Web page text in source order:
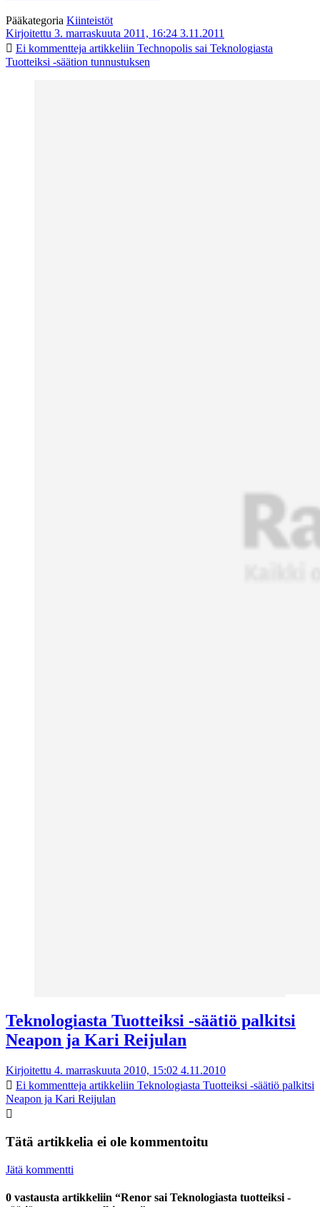
Pääkategoria Kiinteistöt
Kirjoitettu 3. marraskuuta 2011, 16:24 3.11.2011
Ei kommentteja artikkeliin Technopolis sai Teknologiasta
Tuotteiksi -säätion tunnustuksen
Teknologiasta Tuotteiksi -säätiö palkitsi
Neapon ja Kari Reijulan
Kirjoitettu 4. marraskuuta 2010, 15:02 4.11.2010
Ei kommentteja artikkeliin Teknologiasta Tuotteiksi -säätiö palkitsi
Neapon ja Kari Reijulan
Tätä artikkelia ei ole kommentoitu
Jätä kommentti
0 vastausta artikkeliin “Renor sai Teknologiasta tuotteiksi -